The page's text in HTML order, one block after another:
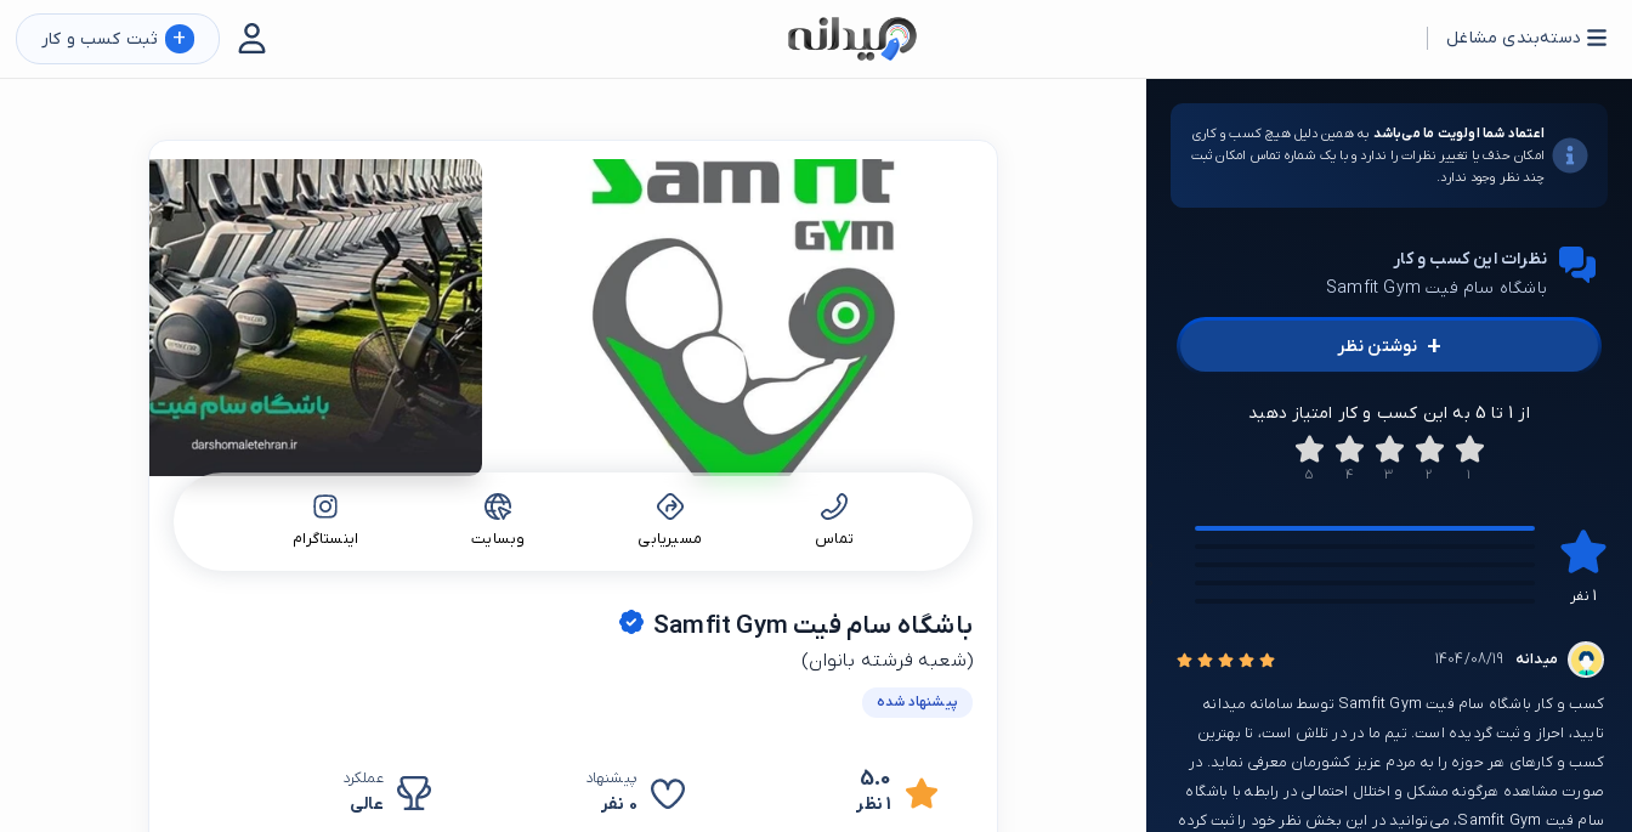
دسته‌بندی مشاغل + ثبت کسب و کار
تماس مسیریابی وبسایت اینستاگرام
باشگاه سام فیت Samfit Gym
(شعبه فرشته بانوان)
پیشنهاد شده
5.0
1 نظر
پیشنهاد
0 نفر
عملکرد
عالی
اعتماد شما اولویت ما می‌باشد به همین دلیل هیچ کسب و کاری
امکان حذف یا تغییر نظرات را ندارد و با یک شماره تماس امکان ثبت
چند نظر وجود ندارد.
نظرات این کسب و کار
باشگاه سام فیت Samfit Gym
+ نوشتن نظر
از 1 تا 5 به این کسب و کار امتیاز دهید
1
2
3
4
5
1 نفر
میدانه 1404/08/19
کسب و کار باشگاه سام فیت Samfit Gym توسط سامانه میدانه
تایید، احراز و ثبت گردیده است. تیم ما در در تلاش است، تا بهترین
کسب و کارهای هر حوزه را به مردم عزیز کشورمان معرفی نماید. در
صورت مشاهده هرگونه مشکل و اختلال احتمالی در رابطه با باشگاه
سام فیت Samfit Gym، می‌توانید در این بخش نظر خود را ثبت کرده